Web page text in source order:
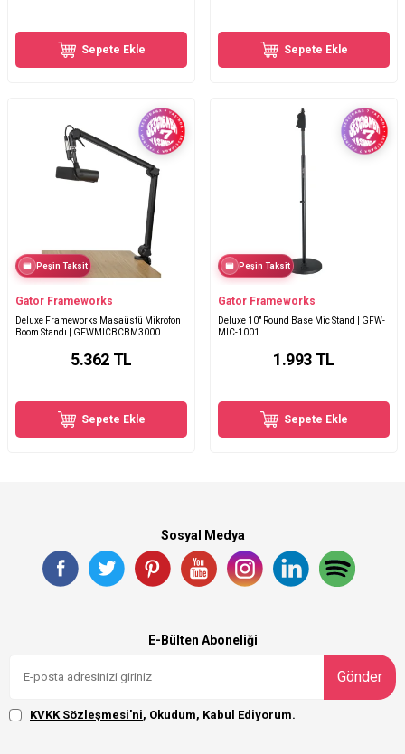
Sepete Ekle Sepete Ekle
Peşin Taksit
Gator Frameworks
Deluxe Frameworks Masaüstü Mikrofon
Boom Standı | GFWMICBCBM3000
5.362 TL
Sepete Ekle
Peşin Taksit
Gator Frameworks
Deluxe 10" Round Base Mic Stand | GFW-
MIC-1001
1.993 TL
Sepete Ekle
Sosyal Medya
E-Bülten Aboneliği
Gönder
KVKK Sözleşmesi'ni, Okudum, Kabul Ediyorum.